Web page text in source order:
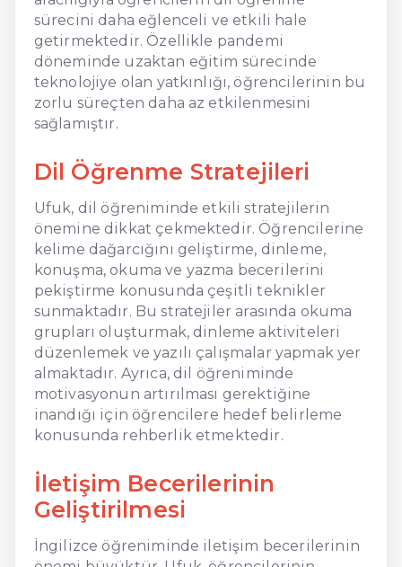
sürecini daha eğlenceli ve etkili hale
getirmektedir. Özellikle pandemi
döneminde uzaktan eğitim sürecinde
teknolojiye olan yatkınlığı, öğrencilerinin bu
zorlu süreçten daha az etkilenmesini
sağlamıştır.
Dil Öğrenme Stratejileri
Ufuk, dil öğreniminde etkili stratejilerin
önemine dikkat çekmektedir. Öğrencilerine
kelime dağarcığını geliştirme, dinleme,
konuşma, okuma ve yazma becerilerini
pekiştirme konusunda çeşitli teknikler
sunmaktadır. Bu stratejiler arasında okuma
grupları oluşturmak, dinleme aktiviteleri
düzenlemek ve yazılı çalışmalar yapmak yer
almaktadır. Ayrıca, dil öğreniminde
motivasyonun artırılması gerektiğine
inandığı için öğrencilere hedef belirleme
konusunda rehberlik etmektedir.
İletişim Becerilerinin
Geliştirilmesi
İngilizce öğreniminde iletişim becerilerinin